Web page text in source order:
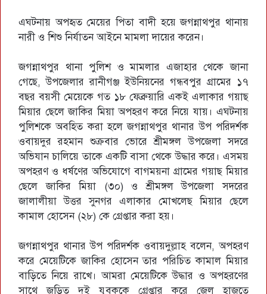
এঘটনায় অপহৃত মেয়ের পিতা বাদী হয়ে জগন্নাথপুর থানায়
নারী ও শিশু নির্যাতন আইনে মামলা দায়ের করেন।
জগন্নাথপুর থানা পুলিশ ও মামলার এজাহার থেকে জানা
গেছে, উপজেলার রানীগঞ্জ ইউনিয়নের গন্ধবপুর গ্রামের ১৭
বছর বয়সী মেয়েকে গত ১৮ ফেব্রুয়ারি একই এলাকার গয়াছ
মিয়ার ছেলে জাকির মিয়া অপহরণ করে নিয়ে যায়। এঘটনায়
পুলিশকে অবহিত করা হলে জগন্নাথপুর থানার উপ পরিদর্শক
ওবায়দুর রহমান শুক্রবার ভোরে শ্রীমঙ্গল উপজেলা সদরে
অভিযান চালিয়ে তাকে একটি বাসা থেকে উদ্ধার করে। এসময়
অপহরণ ও ধর্ষণের অভিযোগে বাগময়না গ্রামের গয়াছ মিয়ার
ছেলে জাকির মিয়া (৩০) ও শ্রীমঙ্গল উপজেলা সদরের
জালালীয়া উত্তর সুনগর এলাকার মোখলেছ মিয়ার ছেলে
কামাল হোসেন (২৮) কে গ্রেপ্তার করা হয়।
জগন্নাথপুর থানার উপ পরিদর্শক ওবায়দুল্লাহ বলেন, অপহরণ
করে মেয়েটিকে জাকির হোসেন তার পরিচিত কামাল মিয়ার
বাড়িতে নিয়ে রাখে। আমরা মেয়েটিকে উদ্ধার ও অপহরণের
সাথে জড়িত দুই যুবককে গ্রেপ্তার করে জেল হাজতে